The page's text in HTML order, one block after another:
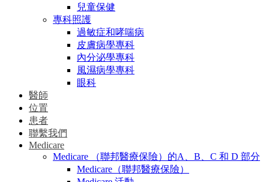
兒童保健
專科照護
過敏症和哮喘病
皮膚病學專科
內分泌學專科
風濕病學專科
眼科
醫師
位置
患者
聯繫我們
Medicare
Medicare （聯邦醫療保險）的A、B、C 和 D 部分
Medicare（聯邦醫療保險）